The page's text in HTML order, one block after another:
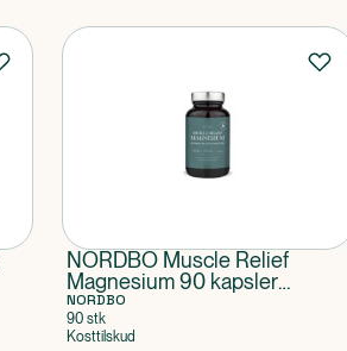
NORDBO Muscle Relief
Magnesium 90 kapsler
VEGAN
NORDBO
90 stk
Kosttilskud